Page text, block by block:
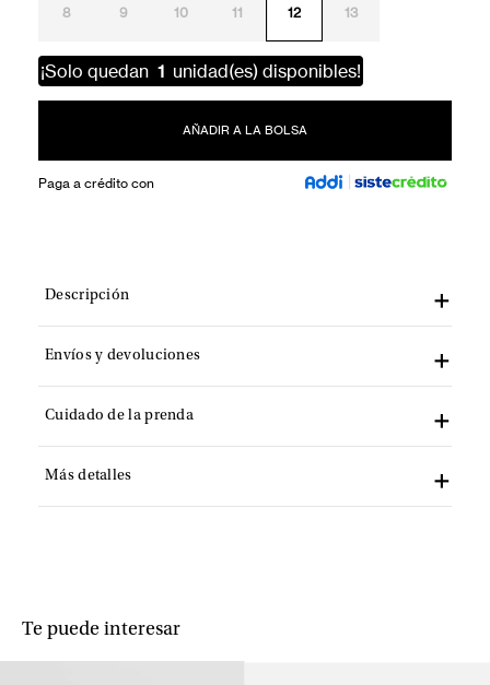
8 9 10 11 12 13
¡Solo quedan 1 unidad(es) disponibles!
AÑADIR A LA BOLSA
Paga a crédito con
Descripción
Envíos y devoluciones
Cuidado de la prenda
Más detalles
Te puede interesar